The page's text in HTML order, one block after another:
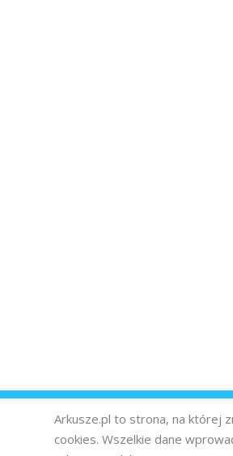
Arkusze.pl to strona, na której
cookies. Wszelkie dane